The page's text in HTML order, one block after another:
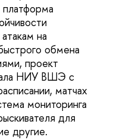
на
обмена
проект
НИУ ВШЭ с
матчах
мониторинга
для
другие.